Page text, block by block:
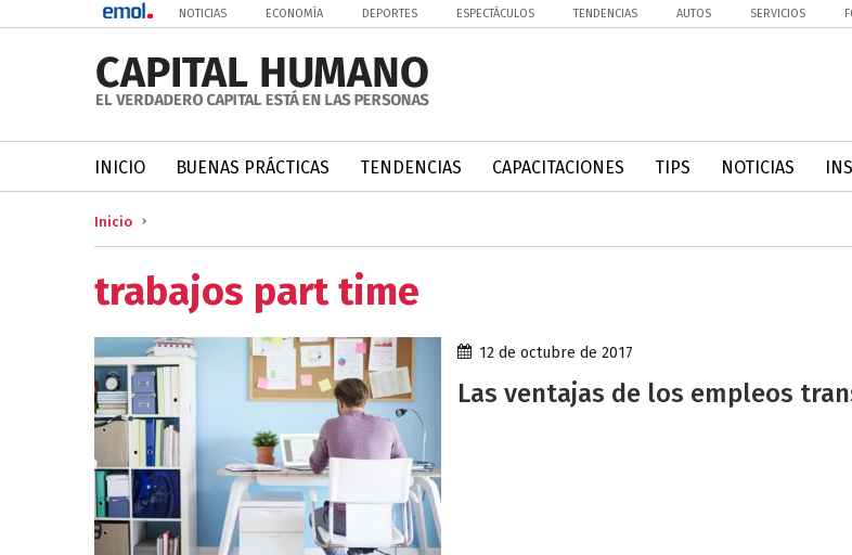
NOTICIAS ECONOMÍA DEPORTES ESPECTÁCULOS TENDENCIAS AUTOS SERVICIOS
INICIO BUENAS PRÁCTICAS TENDENCIAS CAPACITACIONES TIPS NOTICIAS
Inicio
trabajos part time
12 de octubre de 2017
Las ventajas de los empleos